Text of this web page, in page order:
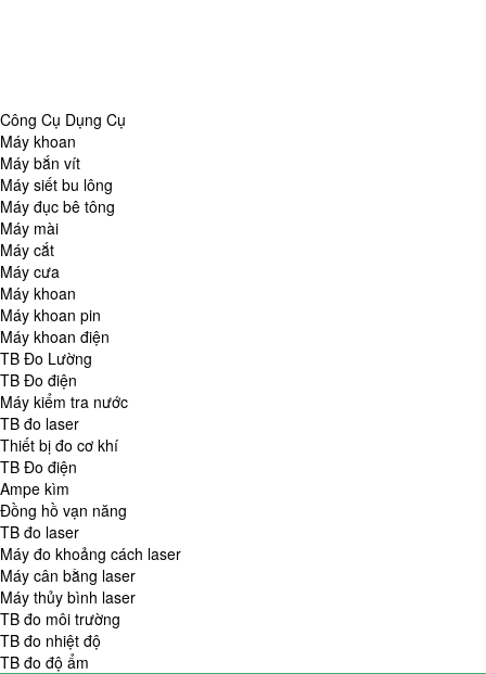
Công Cụ Dụng Cụ
Máy khoan
Máy bắn vít
Máy siết bu lông
Máy đục bê tông
Máy mài
Máy cắt
Máy cưa
Máy khoan
Máy khoan pin
Máy khoan điện
TB Đo Lường
TB Đo điện
Máy kiểm tra nước
TB đo laser
Thiết bị đo cơ khí
TB Đo điện
Ampe kìm
Đồng hồ vạn năng
TB đo laser
Máy đo khoảng cách laser
Máy cân bằng laser
Máy thủy bình laser
TB đo môi trường
TB đo nhiệt độ
TB đo độ ẩm